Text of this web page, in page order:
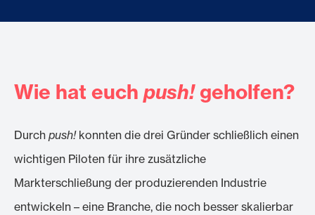
Wie hat euch push!geholfen?
Durch push!konnten die drei Gründer schließlich einen
wichtigen Piloten für ihre zusätzliche
Markterschließung der produzierenden Industrie
entwickeln – eine Branche, die noch besser skalierbar